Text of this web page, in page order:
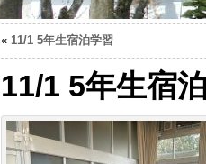
« 11/1 5年生宿泊学習
11/1 5年生宿